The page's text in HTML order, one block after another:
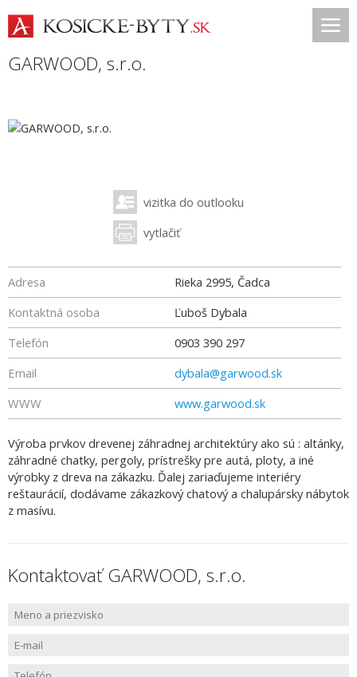
GARWOOD, s.r.o.
vizitka do outlooku
vytlačiť
Adresa
Rieka 2995, Čadca
Kontaktná osoba
Ľuboš Dybala
Telefón
0903 390 297
Email
dybala@garwood.sk
WWW
www.garwood.sk
Výroba prvkov drevenej záhradnej architektúry ako sú : altánky,
záhradné chatky, pergoly, prístrešky pre autá, ploty, a iné
výrobky z dreva na zákazku. Ďalej zariaďujeme interiéry
reštaurácií, dodávame zákazkový chatový a chalupársky nábytok
z masívu.
Kontaktovať GARWOOD, s.r.o.